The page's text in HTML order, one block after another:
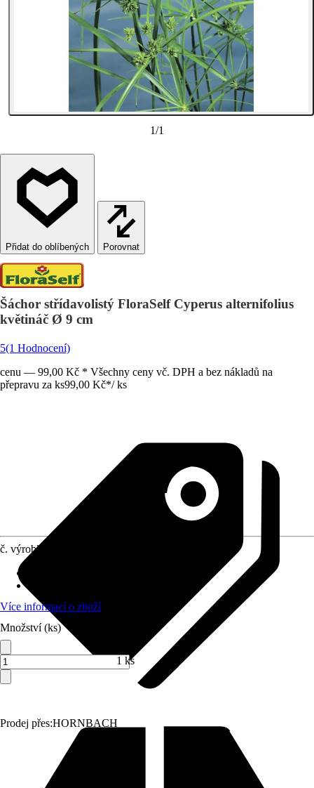
1/1
Porovnat
Šáchor střídavolistý FloraSelf Cyperus alternifolius
květináč Ø 9 cm
5(1 Hodnocení)
cenu — 99,00 Kč * Všechny ceny vč. DPH a bez nákladů na
přepravu za ks99,00 Kč*/ ks
Prodej přes:HORNBACH
č. výrobku
Více informací o zboží
Množství (ks)
1 ks